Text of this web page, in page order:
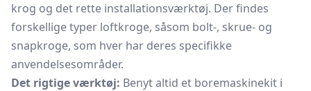
krog og det rette installationsværktøj. Der findes
forskellige typer loftkroge, såsom bolt-, skrue- og
snapkroge, som hver har deres specifikke
anvendelsesområder.
Det rigtige værktøj: Benyt altid et boremaskinekit i